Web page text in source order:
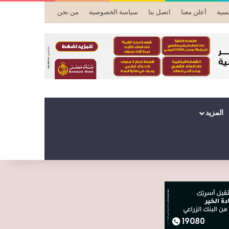
أعلن معنا اتصل بنا سياسة الخصوصية من نحن
المزيد